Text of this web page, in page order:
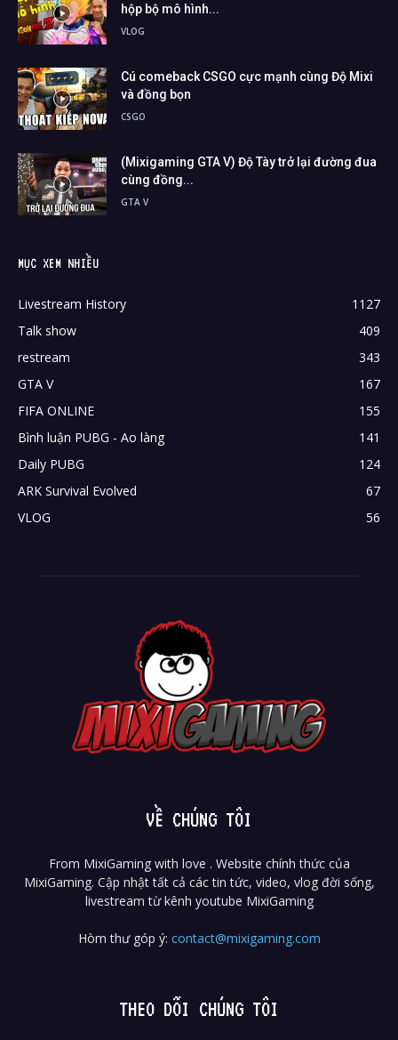
hộp bộ mô hình...
VLOG
Cú comeback CSGO cực mạnh cùng Độ Mixi
và đồng bọn
CSGO
(Mixigaming GTA V) Độ Tày trở lại đường đua
cùng đồng...
GTA V
MỤC XEM NHIỀU
Livestream History
1127
Talk show
409
restream
343
GTA V
167
FIFA ONLINE
155
Bình luận PUBG - Ao làng
141
Daily PUBG
124
ARK Survival Evolved
67
VLOG
56
VỀ CHÚNG TÔI
From MixiGaming with love . Website chính thức của
MixiGaming. Cập nhật tất cả các tin tức, video, vlog đời sống,
livestream từ kênh youtube MixiGaming
Hòm thư góp ý: contact@mixigaming.com
THEO DÕI CHÚNG TÔI